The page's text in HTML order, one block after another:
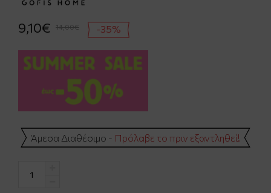
9,10€ 14,00€ -35%
Άμεσα Διαθέσιμο - Πρόλαβε το πριν εξαντληθεί!